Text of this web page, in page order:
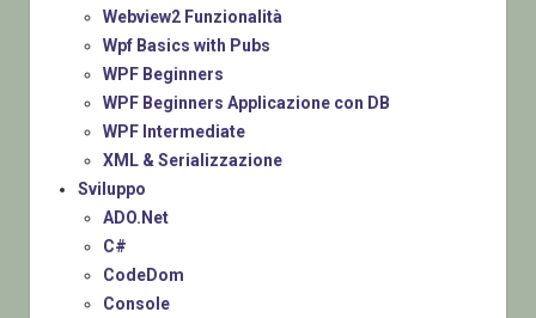
Webview2 Funzionalità
Wpf Basics with Pubs
WPF Beginners
WPF Beginners Applicazione con DB
WPF Intermediate
XML & Serializzazione
Sviluppo
ADO.Net
C#
CodeDom
Console